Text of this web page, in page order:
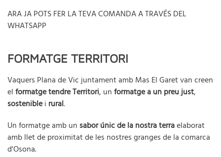
ARA JA POTS FER LA TEVA COMANDA A TRAVÉS DEL
WHATSAPP
FORMATGE TERRITORI
Vaquers Plana de Vic juntament amb Mas El Garet van creen
elformatge tendre Territori, unformatge a un preu just,
sosteniblei rural.
Un formatge amb un sabor únic de la nostra terraelaborat
amb llet de proximitat de les nostres granges de la comarca
d'Osona.